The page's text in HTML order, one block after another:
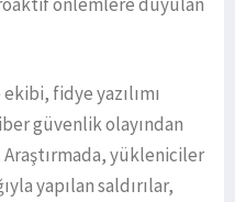
fidye yazılımı
güvenlik olayından
yükleniciler
yapılan saldırılar,